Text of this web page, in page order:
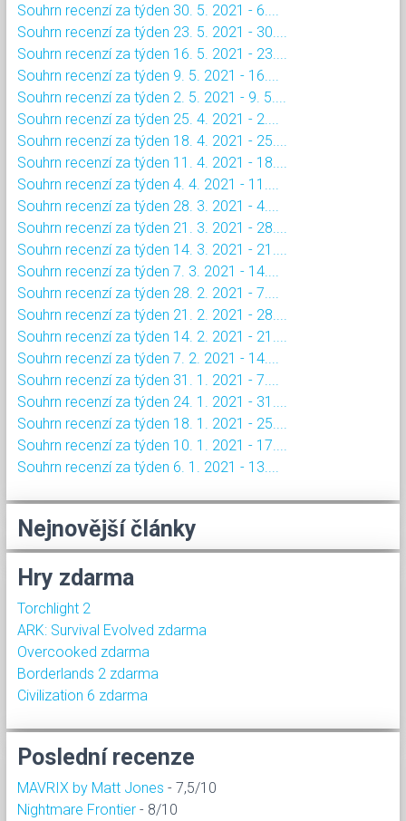
Souhrn recenzí za týden 30. 5. 2021 - 6....
Souhrn recenzí za týden 23. 5. 2021 - 30....
Souhrn recenzí za týden 16. 5. 2021 - 23....
Souhrn recenzí za týden 9. 5. 2021 - 16....
Souhrn recenzí za týden 2. 5. 2021 - 9. 5....
Souhrn recenzí za týden 25. 4. 2021 - 2....
Souhrn recenzí za týden 18. 4. 2021 - 25....
Souhrn recenzí za týden 11. 4. 2021 - 18....
Souhrn recenzí za týden 4. 4. 2021 - 11....
Souhrn recenzí za týden 28. 3. 2021 - 4....
Souhrn recenzí za týden 21. 3. 2021 - 28....
Souhrn recenzí za týden 14. 3. 2021 - 21....
Souhrn recenzí za týden 7. 3. 2021 - 14....
Souhrn recenzí za týden 28. 2. 2021 - 7....
Souhrn recenzí za týden 21. 2. 2021 - 28....
Souhrn recenzí za týden 14. 2. 2021 - 21....
Souhrn recenzí za týden 7. 2. 2021 - 14....
Souhrn recenzí za týden 31. 1. 2021 - 7....
Souhrn recenzí za týden 24. 1. 2021 - 31....
Souhrn recenzí za týden 18. 1. 2021 - 25....
Souhrn recenzí za týden 10. 1. 2021 - 17....
Souhrn recenzí za týden 6. 1. 2021 - 13....
Nejnovější články
Hry zdarma
Torchlight 2
ARK: Survival Evolved zdarma
Overcooked zdarma
Borderlands 2 zdarma
Civilization 6 zdarma
Poslední recenze
MAVRIX by Matt Jones - 7,5/10
Nightmare Frontier - 8/10